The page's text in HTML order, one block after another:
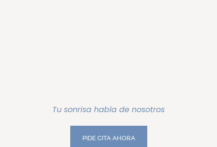
Tu sonrisa habla de nosotros
PIDE CITA AHORA